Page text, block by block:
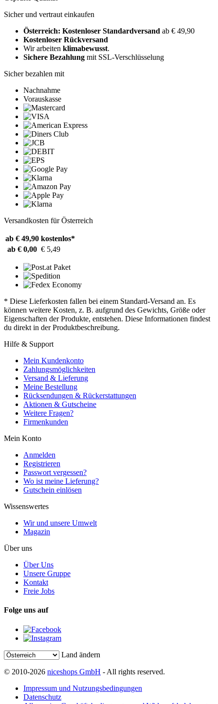
Sicher und vertraut einkaufen
Österreich: Kostenloser Standardversand ab € 49,90
Kostenloser Rückversand
Wir arbeiten klimabewusst.
Sichere Bezahlung mit SSL-Verschlüsselung
Sicher bezahlen mit
Nachnahme
Vorauskasse
Versandkosten für Österreich
ab € 49,90 kostenlos*
ab € 0,00 € 5,49
* Diese Lieferkosten fallen bei einem Standard-Versand an. Es
können weitere Kosten, z. B. aufgrund des Gewichts, Größe oder
Eigenschaften der Produkte, entstehen. Diese Informationen findest
du direkt in der Produktbeschreibung.
Hilfe & Support
Mein Kundenkonto
Zahlungsmöglichkeiten
Versand & Lieferung
Meine Bestellung
Rücksendungen & Rückerstattungen
Aktionen & Gutscheine
Weitere Fragen?
Firmenkunden
Mein Konto
Anmelden
Registrieren
Passwort vergessen?
Wo ist meine Lieferung?
Gutschein einlösen
Wissenswertes
Wir und unsere Umwelt
Magazin
Über uns
Über Uns
Unsere Gruppe
Kontakt
Freie Jobs
Folge uns auf
Land ändern
© 2010-2026 niceshops GmbH - All rights reserved.
Impressum und Nutzungsbedingungen
Datenschutz